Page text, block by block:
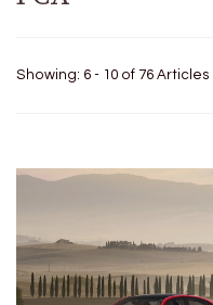
Showing: 6 - 10 of 76 Articles